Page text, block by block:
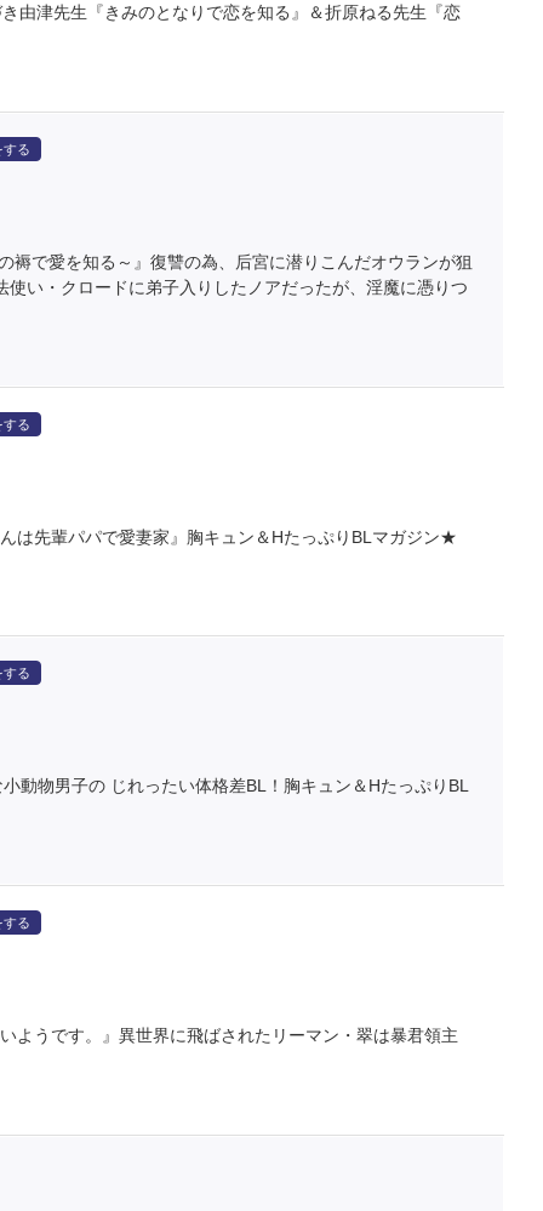
由津先生『きみのとなりで恋を知る』＆折原ねる先生『恋
する
で愛を知る～』復讐の為、后宮に潜りこんだオウランが狙
い・クロードに弟子入りしたノアだったが、淫魔に憑りつ
する
は先輩パパで愛妻家』胸キュン＆HたっぷりBLマガジン★
する
物男子の じれったい体格差BL！胸キュン＆HたっぷりBL
する
うです。』異世界に飛ばされたリーマン・翠は暴君領主